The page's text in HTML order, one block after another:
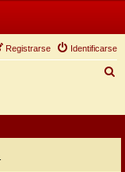
Identificarse
Registrarse